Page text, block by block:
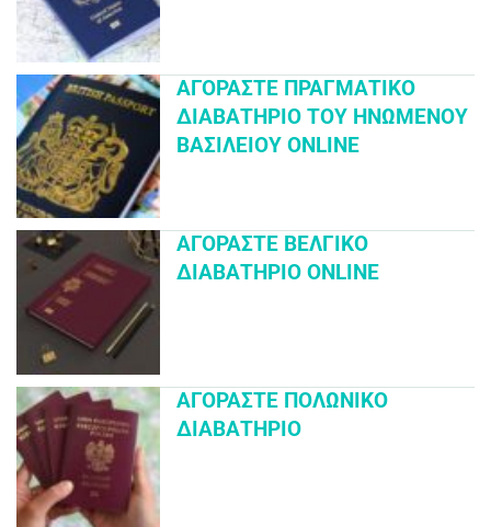
ΑΓΟΡΆΣΤΕ ΠΡΑΓΜΑΤΙΚΌ
ΔΙΑΒΑΤΉΡΙΟ ΤΟΥ ΗΝΩΜΈΝΟΥ
ΒΑΣΙΛΕΊΟΥ ONLINE
ΑΓΟΡΆΣΤΕ ΒΕΛΓΙΚΌ
ΔΙΑΒΑΤΉΡΙΟ ONLINE
ΑΓΟΡΆΣΤΕ ΠΟΛΩΝΙΚΌ
ΔΙΑΒΑΤΉΡΙΟ